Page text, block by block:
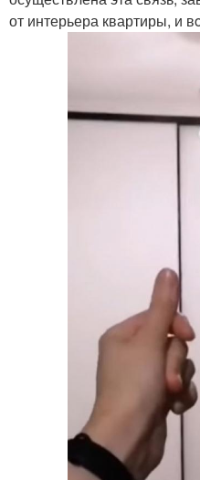
от интерьера квартиры, и